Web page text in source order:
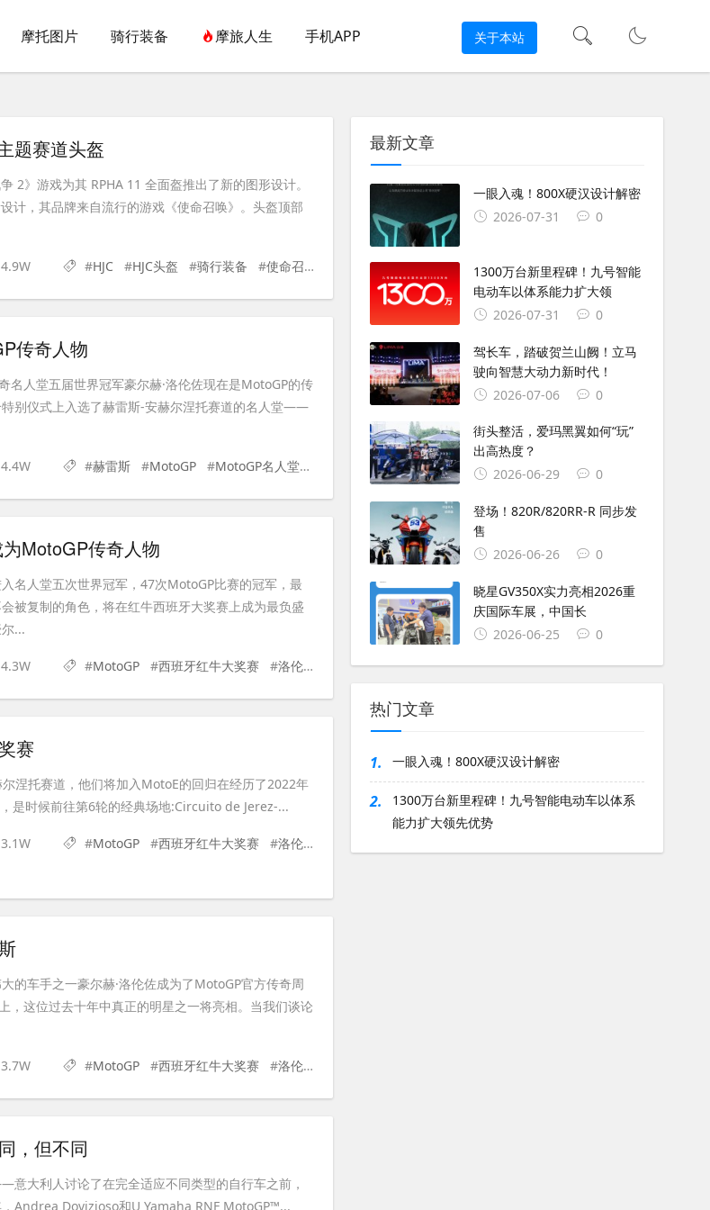
摩托图片 骑行装备 摩旅人生 手机APP 关于本站
题赛道头盔
2》游戏为其 RPHA 11 全面盔推出了新的图形设计。
计，其品牌来自流行的游戏《使命召唤》。头盔顶部
4.9W #HJC #HJC头盔 #骑行装备 #使命召唤 使命召唤现代战争 #RPHA 11 #HJC RPHA 11 #洛伦佐
传奇人物
名人堂五届世界冠军豪尔赫·洛伦佐现在是MotoGP的传
别仪式上入选了赫雷斯-安赫尔涅托赛道的名人堂——
4.4W #赫雷斯 #MotoGP #MotoGP名人堂 # #斯通纳 #罗西
MotoGP传奇人物
名人堂五次世界冠军，47次MotoGP比赛的冠军，最
被复制的角色，将在红牛西班牙大奖赛上成为最负盛
...
4.3W #MotoGP #西班牙红牛大奖赛 #洛伦佐 MotoGP名人堂 #传奇人物
赛
涅托赛道，他们将加入MotoE的回归在经历了2022年
是时候前往第6轮的经典场地:Circuito de Jerez-...
3.1W #MotoGP #西班牙红牛大奖赛 #洛伦佐
的车手之一豪尔赫·洛伦佐成为了MotoGP官方传奇周
，这位过去十年中真正的明星之一将亮相。当我们谈论
3.7W #MotoGP #西班牙红牛大奖赛 #洛伦佐
，但不同
大利人讨论了在完全适应不同类型的自行车之前，
Andrea Dovizioso和U Yamaha RNF MotoGP™...
最新文章
一眼入魂！800X硬汉设计解密
2026-07-31
0
1300万台新里程碑！九号智能
电动车以体系能力扩大领
2026-07-31
0
驾长车，踏破贺兰山阙！立马
驶向智慧大动力新时代！
2026-07-06
0
街头整活，爱玛黑翼如何“玩”
出高热度？
2026-06-29
0
登场！820R/820RR-R 同步发
售
2026-06-26
0
晓星GV350X实力亮相2026重
庆国际车展，中国长
2026-06-25
0
热门文章
1. 一眼入魂！800X硬汉设计解密
2.
1300万台新里程碑！九号智能电动车以体系
能力扩大领先优势